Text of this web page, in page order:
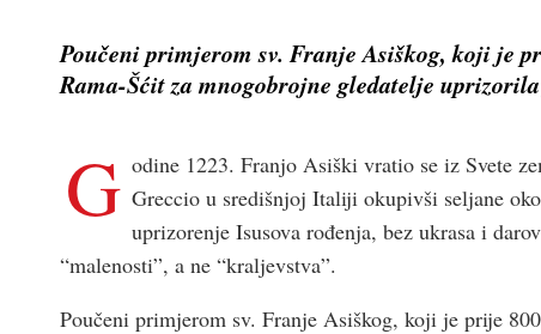
Poučeni primjerom sv. Franje Asiškog, koji je
Rama-Šćit za mnogobrojne gledatelje
G odine 1223. Franjo Asiški vratio se iz Svete
Greccio u središnjoj Italiji okupivši seljane
uprizorenje Isusova rođenja, bez ukrasa i
“malenosti”, a ne “kraljevstva”.
Poučeni primjerom sv. Franje Asiškog, koji je prije